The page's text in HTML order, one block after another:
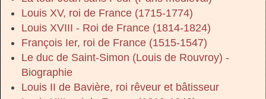
Louis XV, roi de France (1715-1774)
Louis XVIII - Roi de France (1814-1824)
François Ier, roi de France (1515-1547)
Le duc de Saint-Simon (Louis de Rouvroy) -
Biographie
Louis II de Bavière, roi rêveur et bâtisseur